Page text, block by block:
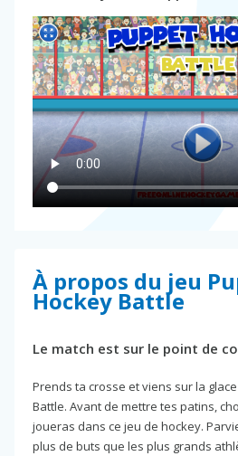
À propos du jeu
Hockey Battle
Le match est sur le point de
Prends ta crosse et viens sur la
Battle. Avant de mettre tes patins,
joueras dans ce jeu de hockey.
plus de buts que les plus grands